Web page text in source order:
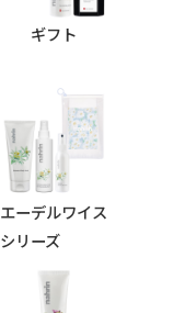
ギフト
エーデルワイス
シリーズ